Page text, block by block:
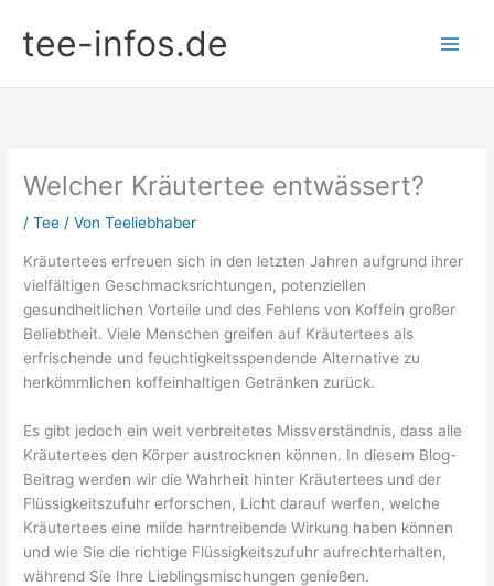
Inhalt
springen
tee-infos.de
Welcher Kräutertee entwässert?
/Tee / VonTeeliebhaber
Kräutertees erfreuen sich in den letzten Jahren aufgrund ihrer
vielfältigen Geschmacksrichtungen, potenziellen
gesundheitlichen Vorteile und des Fehlens von Koffein großer
Beliebtheit. Viele Menschen greifen auf Kräutertees als
erfrischende und feuchtigkeitsspendende Alternative zu
herkömmlichen koffeinhaltigen Getränken zurück.
Es gibt jedoch ein weit verbreitetes Missverständnis, dass alle
Kräutertees den Körper austrocknen können. In diesem Blog-
Beitrag werden wir die Wahrheit hinter Kräutertees und der
Flüssigkeitszufuhr erforschen, Licht darauf werfen, welche
Kräutertees eine milde harntreibende Wirkung haben können
und wie Sie die richtige Flüssigkeitszufuhr aufrechterhalten,
während Sie Ihre Lieblingsmischungen genießen.